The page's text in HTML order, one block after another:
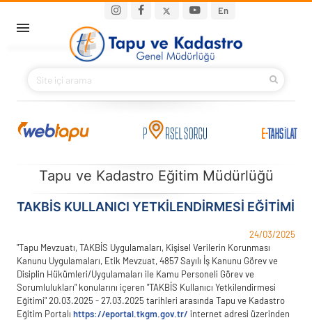
En
Main navigation
BAKANIMIZ
KURUMSAL
PROJELER
E-HİZMETLER
S.S.S.
Tapu ve Kadastro Eğitim Müdürlüğü
TAKBİS KULLANICI YETKILENDIRMESI EĞITIMI
24/03/2025
"Tapu Mevzuatı, TAKBİS Uygulamaları, Kişisel Verilerin Korunması
Kanunu Uygulamaları, Etik Mevzuat, 4857 Sayılı İş Kanunu Görev ve
Disiplin Hükümleri/Uygulamaları ile Kamu Personeli Görev ve
Sorumlulukları" konularını içeren "TAKBİS Kullanıcı Yetkilendirmesi
Eğitimi" 20.03.2025 - 27.03.2025 tarihleri arasında Tapu ve Kadastro
Eğitim Portalı https://eportal.tkgm.gov.tr/ internet adresi üzerinden